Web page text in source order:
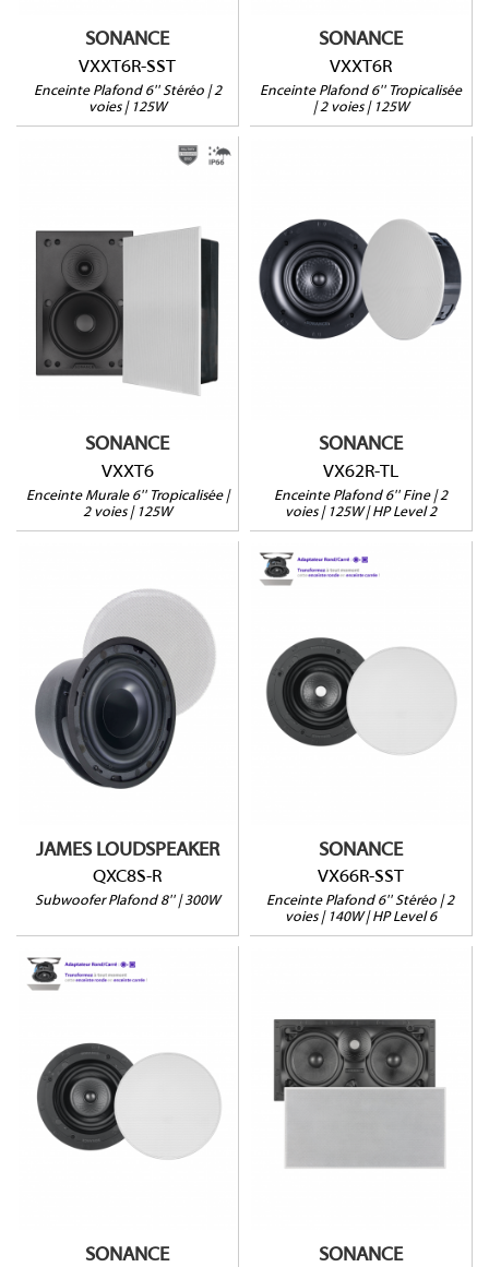
SONANCE
VXXT6R-SST
Enceinte Plafond 6'' Stéréo | 2
voies | 125W
SONANCE
VXXT6R
Enceinte Plafond 6'' Tropicalisée
| 2 voies | 125W
SONANCE
VXXT6
Enceinte Murale 6'' Tropicalisée |
2 voies | 125W
VXXT6
Tropicalisée (IP-66)
Profondeur : 84mm
(95mm avec retrofit)
Vendues par paire
SONANCE
VX62R-TL
Enceinte Plafond 6'' Fine | 2
voies | 125W | HP Level 2
VX62R-TL
Montage 1 étape
Grille ronde ou carrée
JAMES LOUDSPEAKER
QXC8S-R
Subwoofer Plafond 8'' | 300W
QXC8S-R
Grille ronde
Vendu à l'unité
SONANCE
VX66R-SST
Enceinte Plafond 6'' Stéréo | 2
voies | 140W | HP Level 6
Enceinte stéréo
Montage 1 ou 2 étapes
Grille ronde ou carrée
SONANCE
Enceinte stéréo
Montage 1 ou 2 étapes
Grille ronde ou carrée
SONANCE
VX66-LCR
Profondeur : 89mm